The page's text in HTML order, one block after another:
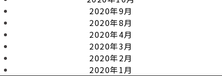
2020年9月
2020年8月
2020年4月
2020年3月
2020年2月
2020年1月